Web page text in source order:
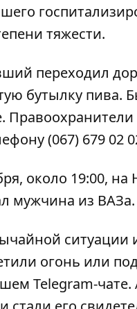
тяжести.
переходил
бутылку пива.
Правоохранители
(067) 679 02
около 19:00,
мужчина из ВАЗа.
огонь или
Telegram-чате.